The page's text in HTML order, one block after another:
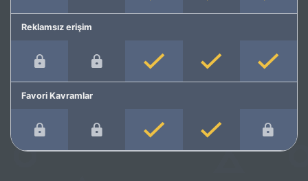
Reklamsız erişim
Favori Kavramlar